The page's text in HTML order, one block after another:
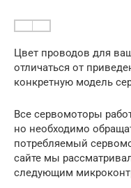
Цвет проводов для
отличаться от
конкретную модель
Все сервомоторы
но необходимо
потребляемый
сайте мы
следующим